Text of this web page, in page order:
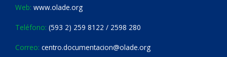
Web: www.olade.org
Teléfono: (593 2) 259 8122 / 2598 280
Correo: centro.documentacion@olade.org